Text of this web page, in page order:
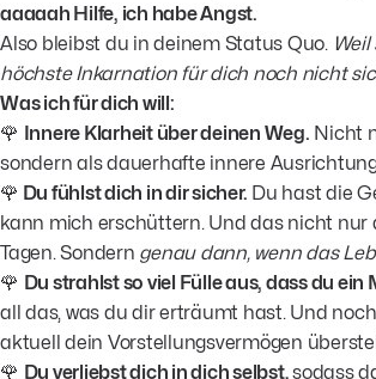
aaaaah Hilfe, ich habe Angst.
Also bleibst du in deinem Status Quo.
höchste Inkarnation für dich noch nicht
Was ich für dich will:
🌹 Innere Klarheit über deinen Weg. Nicht
sondern als dauerhafte innere
🌹 Du fühlst dich in dir sicher. Du hast die
kann mich erschüttern. Und das nicht nur
Tagen. Sondern genau dann, wenn das
🌹 Du strahlst so viel Fülle aus, dass du ein
all das, was du dir erträumt hast. Und
aktuell dein Vorstellungsvermögen
🌹 Du verliebst dich in dich selbst,sodass